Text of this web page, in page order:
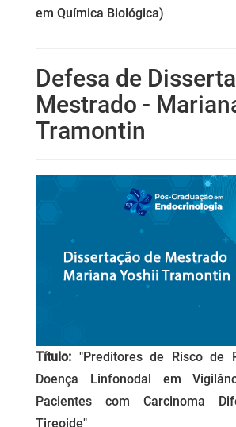
em Química Biológica)
Defesa de
Mestrado -
Tramontin
Título: "Preditores de Risco de
Doença Linfonodal em
Pacientes com Carcinoma
Tireoide"